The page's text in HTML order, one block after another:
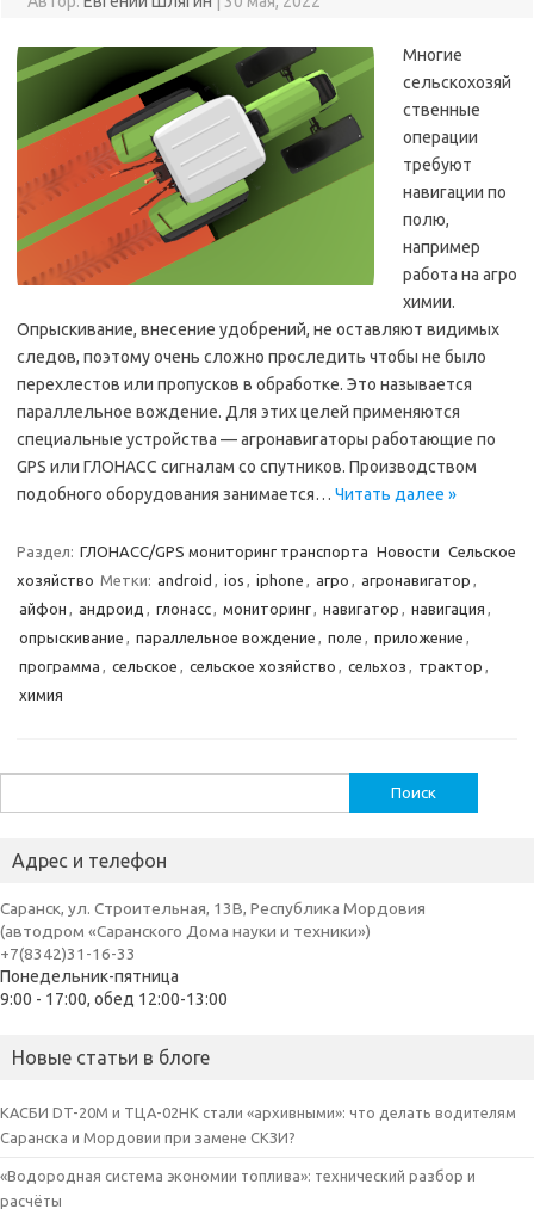
Многие
сельскохозяй
ственные
операции
требуют
навигации по
полю,
например
работа на агро
химии.
Опрыскивание, внесение удобрений, не оставляют видимых
следов, поэтому очень сложно проследить чтобы не было
перехлестов или пропусков в обработке. Это называется
параллельное вождение. Для этих целей применяются
специальные устройства — агронавигаторы работающие по
GPS или ГЛОНАСС сигналам со спутников. Производством
подобного оборудования занимается… Читать далее »
Раздел: ГЛОНАСС/GPS мониторинг транспорта Новости Сельское
хозяйство Метки: android , ios , iphone , агро , агронавигатор ,
айфон , андроид , глонасс, мониторинг, навигатор , навигация ,
опрыскивание , параллельное вождение , поле , приложение ,
программа , сельское , сельское хозяйство , сельхоз , трактор ,
химия
Адрес и телефон
Саранск, ул. Строительная, 13В, Республика Мордовия
(автодром «Саранского Дома науки и техники»)
+7(8342)31-16-33
Понедельник-пятница
9:00 - 17:00, обед 12:00-13:00
Новые статьи в блоге
КАСБИ DT-20M и ТЦА-02НК стали «архивными»: что делать водителям
Саранска и Мордовии при замене СКЗИ?
«Водородная система экономии топлива»: технический разбор и
расчёты